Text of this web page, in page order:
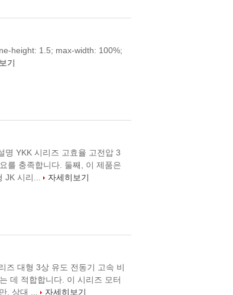
height: 1.5; max-width: 100%;
기
명 YKK 시리즈 고효율 고전압 3
를 충족합니다. 둘째, 이 제품은
JK 시리...
자세히보기
즈 대형 3상 유도 전동기 고속 비
데 적합합니다. 이 시리즈 모터
, 상대 ...
자세히보기